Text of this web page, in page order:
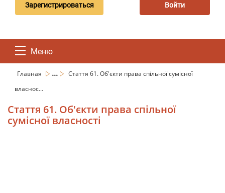
Зарегистрироваться Войти
Меню
Главная ...
Стаття 61. Об'єкти права спільної сумісної
власнос...
Стаття 61. Об'єкти права спільної
сумісної власності